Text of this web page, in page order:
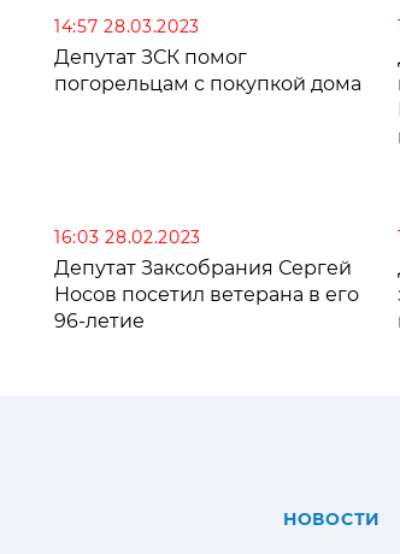
14:57 28.03.2023
Депутат ЗСК помог
погорельцам с покупкой дома
16:03 28.02.2023
Депутат Заксобрания Сергей
Носов посетил ветерана в его
96-летие
НОВОСТИ